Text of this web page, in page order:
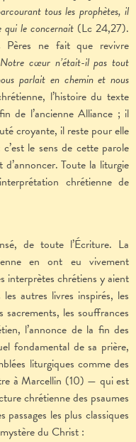
tous les prophètes, il
qui le concernait(Lc 24,27).
Pères ne fait que revivre
Notre cœur n’était-il pas tout
parlait en chemin et nous
l’histoire du texte
de l’ancienne Alliance ; il
croyante, il reste pour elle
le sens de cette parole
Toute la liturgie
chrétienne de
de toute l’Écriture. La
en ont eu vivement
interprètes chrétiens y aient
autres livres inspirés, les
sacrements, les souffrances
l’annonce de la fin des
fondamental de sa prière,
liturgiques comme des
à Marcellin (10) — qui est
chrétienne des psaumes
les plus classiques
du Christ :